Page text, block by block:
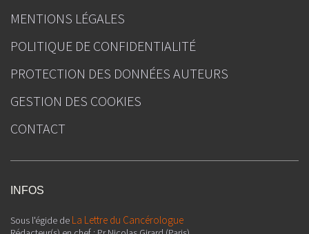
INFOS
Sous l'égide de La Lettre du Cancérologue
MENTIONS LÉGALES
POLITIQUE DE CONFIDENTIALITÉ
PROTECTION DES DONNÉES AUTEURS
GESTION DES COOKIES
CONTACT